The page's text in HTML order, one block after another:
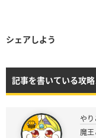
シェアしよう
記事を書いている攻
や
魔